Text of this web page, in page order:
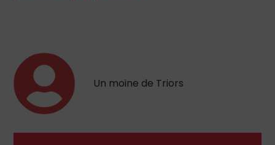
Un moine de Triors